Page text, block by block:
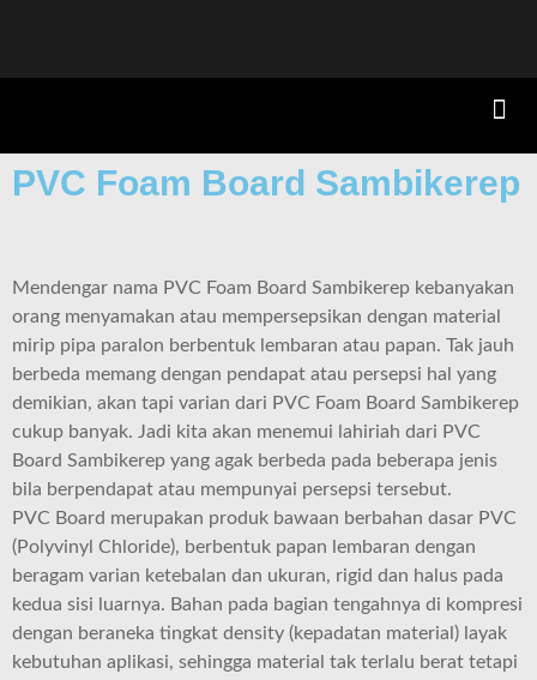
PVC Foam Board Sambikerep
Mendengar nama PVC Foam Board Sambikerep kebanyakan
orang menyamakan atau mempersepsikan dengan material
mirip pipa paralon berbentuk lembaran atau papan. Tak jauh
berbeda memang dengan pendapat atau persepsi hal yang
demikian, akan tapi varian dari PVC Foam Board Sambikerep
cukup banyak. Jadi kita akan menemui lahiriah dari PVC
Board Sambikerep yang agak berbeda pada beberapa jenis
bila berpendapat atau mempunyai persepsi tersebut.
PVC Board merupakan produk bawaan berbahan dasar PVC
(Polyvinyl Chloride), berbentuk papan lembaran dengan
beragam varian ketebalan dan ukuran, rigid dan halus pada
kedua sisi luarnya. Bahan pada bagian tengahnya di kompresi
dengan beraneka tingkat density (kepadatan material) layak
kebutuhan aplikasi, sehingga material tak terlalu berat tetapi